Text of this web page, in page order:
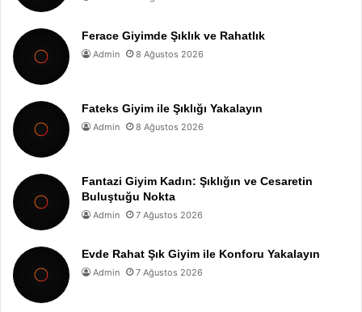
Ferace Giyimde Şıklık ve Rahatlık
Admin 8 Ağustos 2026
Fateks Giyim ile Şıklığı Yakalayın
Admin 8 Ağustos 2026
Fantazi Giyim Kadın: Şıklığın ve Cesaretin
Buluştuğu Nokta
Admin 7 Ağustos 2026
Evde Rahat Şık Giyim ile Konforu Yakalayın
Admin 7 Ağustos 2026